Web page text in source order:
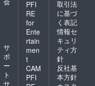
サ
ポ
ー
ト
サ
PFI
RE
for
Ente
rtain
men
t
CAM
PFI
取引法
に基づ
く表記
情報セ
キュリ
ティ方
針
反社基
本方針